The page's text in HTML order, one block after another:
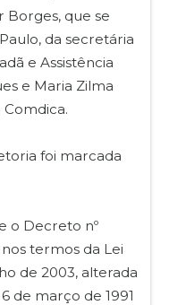
Borges, que se
da secretária
e Assistência
e Maria Zilma
foi marcada
o Decreto nº
termos da Lei
de 2003, alterada
de março de 1991